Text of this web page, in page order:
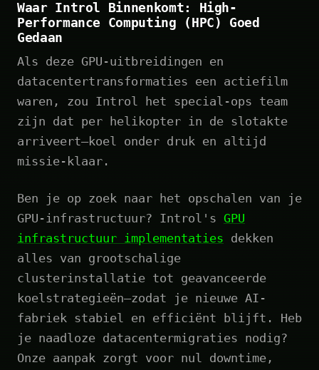
Waar Introl Binnenkomt: High-
Performance Computing (HPC) Goed
Gedaan
Als deze GPU-uitbreidingen en
datacentertransformaties een actiefilm
waren, zou Introl het special-ops team
zijn dat per helikopter in de slotakte
arriveert—koel onder druk en altijd
missie-klaar.
Ben je op zoek naar het opschalen van je
GPU-infrastructuur? Introl's GPU
infrastructuur implementaties dekken
alles van grootschalige
clusterinstallatie tot geavanceerde
koelstrategieën—zodat je nieuwe AI-
fabriek stabiel en efficiënt blijft. Heb
je naadloze datacentermigraties nodig?
Onze aanpak zorgt voor nul downtime,